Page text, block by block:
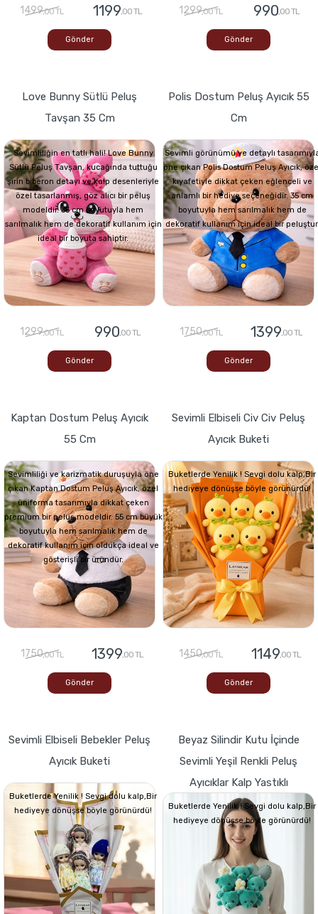
1499,00 TL 1199,00 TL
Gönder
1299,00 TL 990,00 TL
Gönder
Love Bunny Sütlü Peluş
Tavşan 35 Cm
Sevimliliğin en tatlı hali! Love Bunny
Sütlü Peluş Tavşan, kucağında tuttuğu
şirin biberon detayı ve kalp desenleriyle
özel tasarlanmış, göz alıcı bir peluş
modeldir. 35 cm boyutuyla hem
sarılmalık hem de dekoratif kullanım için
ideal bir boyuta sahiptir.
1299,00 TL 990,00 TL
Gönder
Polis Dostum Peluş Ayıcık 55
Cm
Sevimli görünümü ve detaylı
öne çıkan Polis Dostum Peluş Ayıcık,
kıyafetiyle dikkat çeken eğlenceli ve
anlamlı bir hediye seçeneğidir. 35 cm
boyutuyla hem sarılmalık hem de
dekoratif kullanım için ideal bir
1750,00 TL 1399,00 TL
Gönder
Kaptan Dostum Peluş Ayıcık
55 Cm
Sevimliliği ve karizmatik duruşuyla öne
çıkan Kaptan Dostum Peluş Ayıcık, özel
üniforma tasarımıyla dikkat çeken
premium bir peluş modeldir. 55 cm büyük
boyutuyla hem sarılmalık hem de
dekoratif kullanım için oldukça ideal ve
gösterişli bir üründür.
1750,00 TL 1399,00 TL
Gönder
Sevimli Elbiseli Civ Civ Peluş
Ayıcık Buketi
Buketlerde Yenilik ! Sevgi dolu kalp,Bir
hediyeye dönüşse böyle görünürdü!
1450,00 TL 1149,00 TL
Gönder
Sevimli Elbiseli Bebekler Peluş
Ayıcık Buketi
Buketlerde Yenilik ! Sevgi dolu kalp,Bir
hediyeye dönüşse böyle görünürdü!
Beyaz Silindir Kutu İçinde
Sevimli Yeşil Renkli Peluş
Ayıcıklar Kalp Yastıklı
Buketlerde Yenilik ! Sevgi dolu kalp,Bir
hediyeye dönüşse böyle görünürdü!